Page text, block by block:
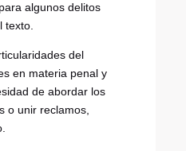
algunos delitos
texto.
del
en materia penal y
de abordar los
o unir reclamos,